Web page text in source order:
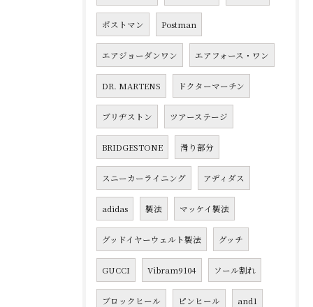
ポストマン Postman
エアジョーダンワン エアフォース・ワン
DR. MARTENS ドクターマーチン
ブリヂストン ツアーステージ
BRIDGESTONE 滑り部分
スニーカーライニング アディダス
adidas 製法 マッケイ製法
グッドイヤーウェルト製法 グッチ
GUCCI Vibram9104 ソール割れ
ブロックヒール ピンヒール and1